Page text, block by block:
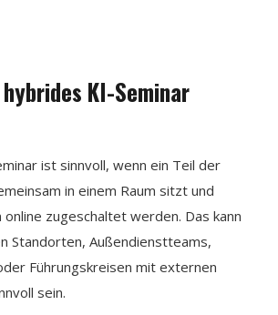
KI-Seminar
ist sinnvoll, wenn ein Teil der
in einem Raum sitzt und
zugeschaltet werden. Das kann
Standorten, Außendienstteams,
Führungskreisen mit externen
sein.